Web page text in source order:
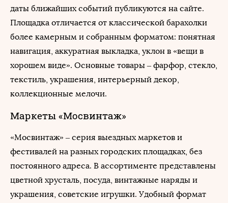
даты ближайших событий публикуются на сайте.
Площадка отличается от классической барахолки
более камерным и собранным форматом: понятная
навигация, аккуратная выкладка, уклон в «вещи в
хорошем виде». Основные товары – фарфор, стекло,
текстиль, украшения, интерьерный декор,
коллекционные мелочи.
Маркеты «Мосвинтаж»
«Мосвинтаж» – серия выездных маркетов и
фестивалей на разных городских площадках, без
постоянного адреса. В ассортименте представлены
цветной хрусталь, посуда, винтажные наряды и
украшения, советские игрушки. Удобный формат